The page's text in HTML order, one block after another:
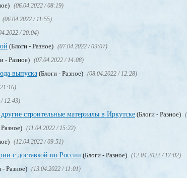
(06.04.2022 / 08:19)
(06.04.2022 / 11:55)
/ 20:04)
(Блоги - Разное) (07.04.2022 / 09:07)
- Разное) (07.04.2022 / 14:08)
выпуска (Блоги - Разное) (08.04.2022 / 12:28)
12:43)
строительные материалы в Иркутске (Блоги - Разное)
(11.04.2022 / 15:22)
(12.04.2022 / 09:51)
с доставкой по России (Блоги - Разное) (12.04.2022 / 17:02)
- Разное) (13.04.2022 / 11:01)